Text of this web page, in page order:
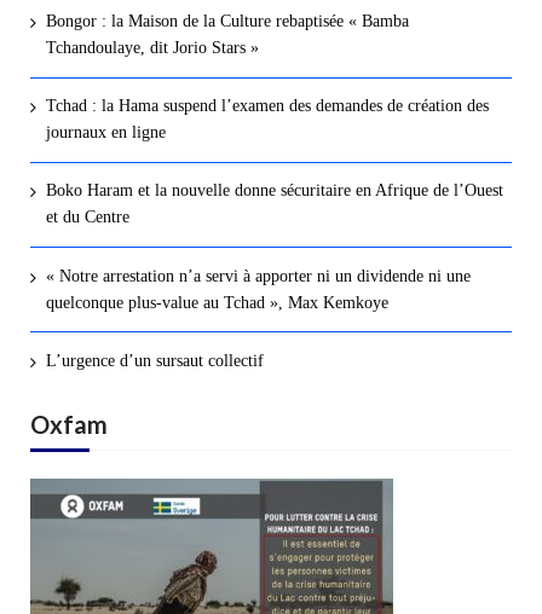
Bongor : la Maison de la Culture rebaptisée « Bamba
Tchandoulaye, dit Jorio Stars »
Tchad : la Hama suspend l’examen des demandes de création des
journaux en ligne
Boko Haram et la nouvelle donne sécuritaire en Afrique de l’Ouest
et du Centre
« Notre arrestation n’a servi à apporter ni un dividende ni une
quelconque plus-value au Tchad », Max Kemkoye
L’urgence d’un sursaut collectif
Oxfam